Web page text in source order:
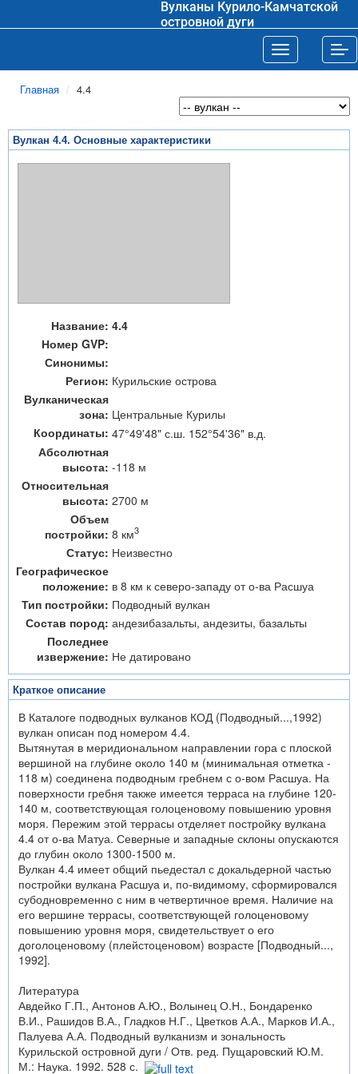
Вулканы Курило-Камчатской
островной дуги
Toggle
Главная 4.4
Вулкан 4.4. Основные характеристики
Название: 4.4
Номер GVP:
Синонимы:
Регион: Курильские острова
Вулканическая
зона: Центральные Курилы
Координаты: 47°49'48" с.ш. 152°54'36" в.д.
Абсолютная
высота: -118 м
Относительная
высота: 2700 м
Объем
постройки: 8 км3
Статус: Неизвестно
Географическое
положение: в 8 км к северо-западу от о-ва Расшуа
Тип постройки: Подводный вулкан
Состав пород: андезибазальты, андезиты, базальты
Последнее
извержение: Не датировано
Краткое описание
В Каталоге подводных вулканов КОД (Подводный...,1992)
вулкан описан под номером 4.4.
Вытянутая в меридиональном направлении гора с плоской
вершиной на глубине около 140 м (минимальная отметка -
118 м) соеди­нена подводным гребнем с о-вом Расшуа. На
поверхности гребня также имеется терраса на глубине 120-
140 м, соответствующая голоценовому повышению уровня
моря. Пережим этой террасы отделяет постройку вулкана
4.4 от о-ва Матуа. Се­верные и западные склоны опускаются
до глубин около 1300-1500 м.
Вулкан 4.4 имеет общий пьедестал с докальдерной частью
по­стройки вулкана Расшуа и, по-видимому, сформировался
субодновременно с ним в четвертичное время. Наличие на
его вершине террасы, соответствующей голоценовому
повышению уровня моря, свидетельствует о его
доголоценовому (плейстоце­новом) возрасте [Подводный...,
1992].
Литература
Авдейко Г.П., Антонов А.Ю., Волынец О.Н., Бондаренко
В.И., Рашидов В.А., Гладков Н.Г., Цветков А.А., Марков И.А.,
Палуева А.А. Подводный вулканизм и зональность
Курильской островной дуги / Отв. ред. Пущаровский Ю.М.
М.: Наука. 1992. 528 с.